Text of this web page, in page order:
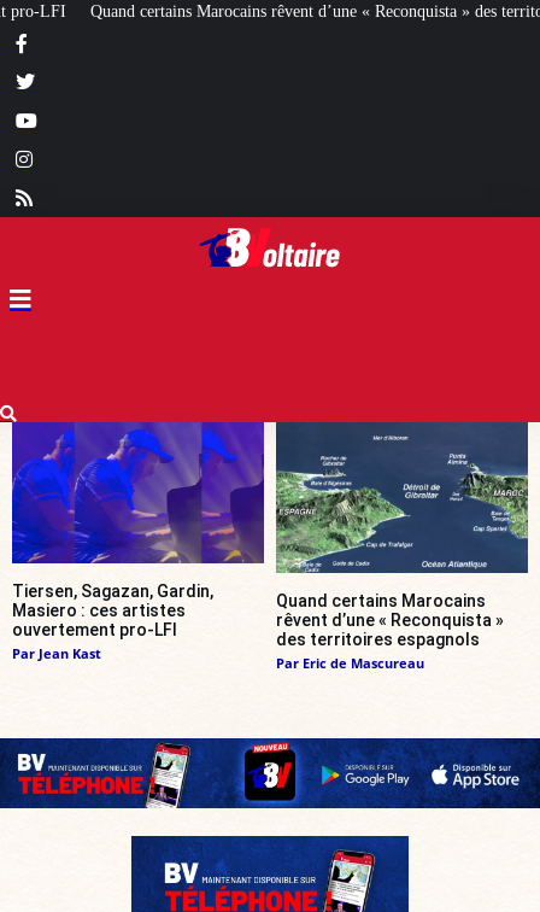
d’une « Reconquista » des territoires espagnols La Bataille de
Tiersen, Sagazan, Gardin,
Masiero : ces artistes
ouvertement pro-LFI
Par Jean Kast
Quand certains Marocains
rêvent d’une « Reconquista »
des territoires espagnols
Par Eric de Mascureau